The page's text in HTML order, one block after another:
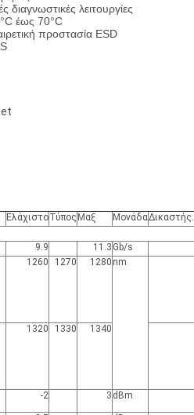
λειτουργίες
έως 70°C
προστασία ESD
ΕλάχιστοΤύπος Μαξ ΜονάδαΔικαστής.
9.9 11.3 Gb/s
1260 1270 1280 nm
1320 1330 1340
-2 3 dBm